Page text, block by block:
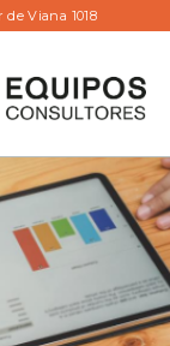
de Viana 1018